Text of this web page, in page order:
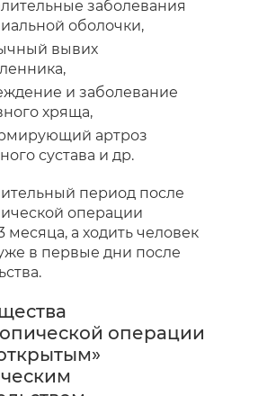
заболевания
оболочки,
вывих
и заболевание
хряща,
артроз
сустава и др.
период после
операции
месяца, а ходить человек
в первые дни после
операции